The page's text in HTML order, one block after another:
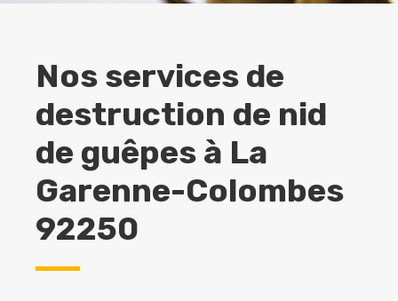
Nos services de
destruction de nid
de guêpes à La
Garenne-Colombes
92250